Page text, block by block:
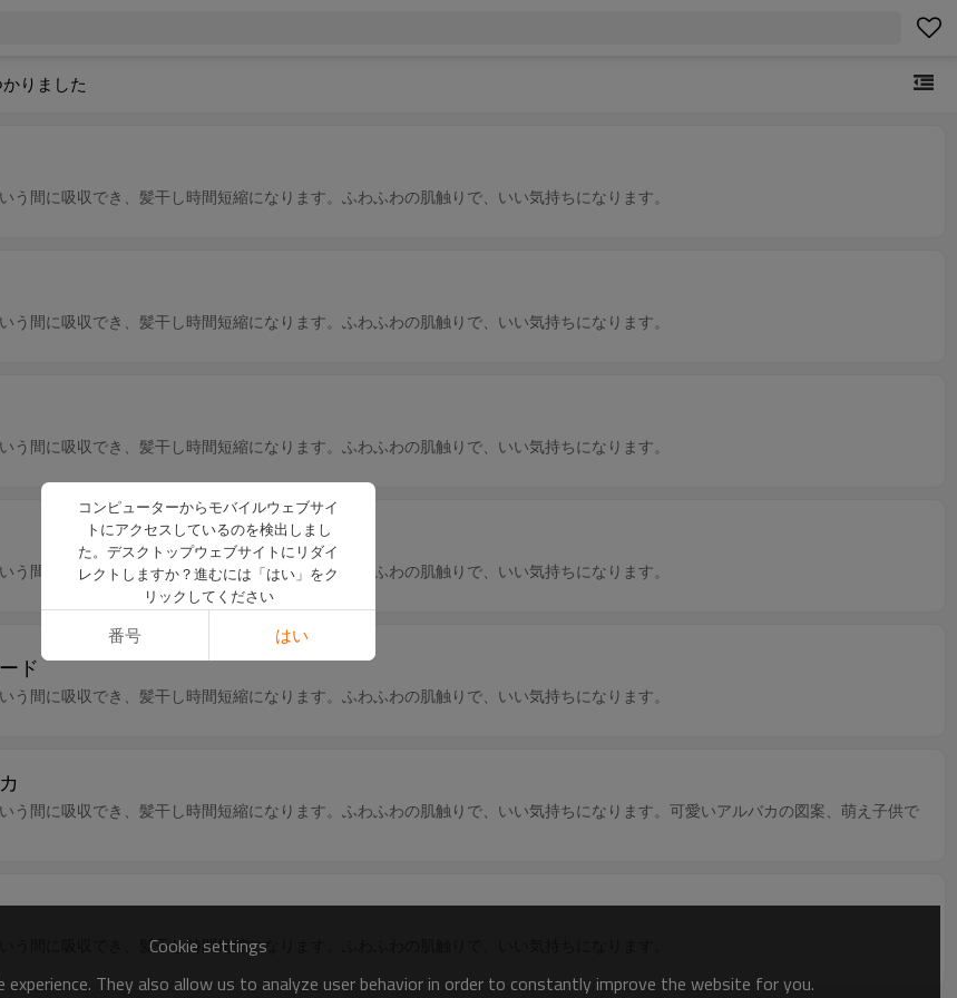
りました
間に吸収でき、髪干し時間短縮になります。ふわふわの肌触りで、いい気持ちになります。
間に吸収でき、髪干し時間短縮になります。ふわふわの肌触りで、いい気持ちになります。
間に吸収でき、髪干し時間短縮になります。ふわふわの肌触りで、いい気持ちになります。
間に吸収でき、髪干し時間短縮になります。ふわふわの肌触りで、いい気持ちになります。
ド
間に吸収でき、髪干し時間短縮になります。ふわふわの肌触りで、いい気持ちになります。
う間に吸収でき、髪干し時間短縮になります。ふわふわの肌触りで、いい気持ちになります。可愛いアルバカの図案、萌え子供で
う間に吸収でき、髪干し時間短縮になります。ふわふわの肌触りで、いい気持ちになります。
Cookie settings
They also allow us to analyze user behavior in order to constantly improve the website for you.
コンピューターからモバイルウェブサイ
トにアクセスしているのを検出しまし
た。デスクトップウェブサイトにリダイ
レクトしますか？進むには「はい」をク
リックしてください
番号 はい